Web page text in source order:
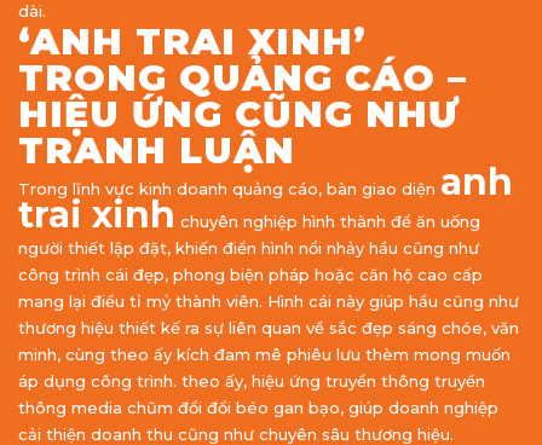
dài.
‘ANH TRAI XINH’
TRONG QUẢNG CÁO –
HIỆU ỨNG CŨNG NHƯ
TRANH LUẬN
Trong lĩnh vực kinh doanh quảng cáo, bàn giao diện anh
trai xinh chuyên nghiệp hình thành để ăn uống
người thiết lập đặt, khiến điển hình nổi nhảy hầu cũng như
công trình cái đẹp, phong biện pháp hoặc căn hộ cao cấp
mang lại điều tỉ mỷ thành viên. Hình cái này giúp hầu cũng như
thương hiệu thiết kế ra sự liên quan về sắc đẹp sáng chóe, văn
minh, cùng theo ấy kích đam mê phiêu lưu thèm mong muốn
áp dụng công trình. theo ấy, hiệu ứng truyền thông truyền
thông media chũm đổi đổi béo gan bạo, giúp doanh nghiệp
cải thiện doanh thu cũng như chuyên sâu thương hiệu.